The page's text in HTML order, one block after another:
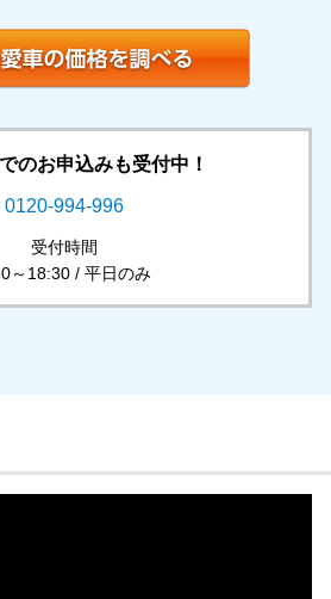
のお申込みも受付中！
0120-994-996
受付時間
～18:30 / 平日のみ